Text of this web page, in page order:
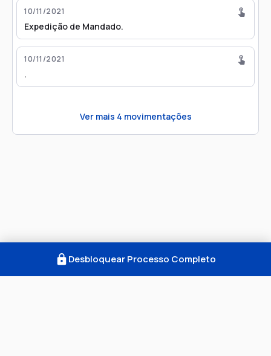
10/11/2021
Expedição de Mandado.
10/11/2021
.
Ver mais 4 movimentações
Desbloquear Processo Completo